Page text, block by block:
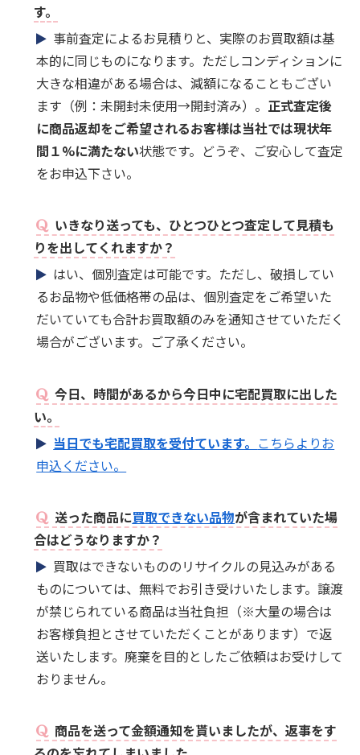
す。
事前査定によるお見積りと、実際のお買取額は基
本的に同じものになります。ただしコンディションに
大きな相違がある場合は、減額になることもござい
ます（例：未開封未使用→開封済み）。 正式査定後
に商品返却をご希望されるお客様は当社では現状年
間１%に満たない状態です。どうぞ、ご安心して査定
をお申込下さい。
いきなり送っても、ひとつひとつ査定して見積も
りを出してくれますか？
はい、個別査定は可能です。ただし、破損してい
るお品物や低価格帯の品は、個別査定をご希望いた
だいていても合計お買取額のみを通知させていただく
場合がございます。ご了承ください。
今日、時間があるから今日中に宅配買取に出した
い。
当日でも宅配買取を受付ています。 こちらよりお
申込ください。
送った商品に買取できない品物が含まれていた場
合はどうなりますか？
買取はできないもののリサイクルの見込みがある
ものについては、無料でお引き受けいたします。譲渡
が禁じられている商品は当社負担（※大量の場合は
お客様負担とさせていただくことがあります）で返
送いたします。廃棄を目的としたご依頼はお受けして
おりません。
商品を送って金額通知を貰いましたが、返事をす